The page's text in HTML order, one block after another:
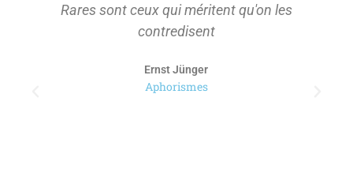
Rares sont ceux qui méritent qu'on les
contredisent
Ernst Jünger
Aphorismes